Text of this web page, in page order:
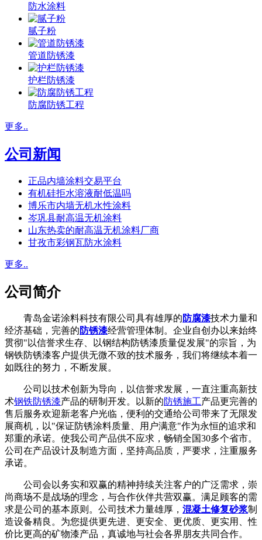
防水涂料
腻子粉
管道防锈漆
护栏防锈漆
防腐防锈工程
更多..
公司新闻
正品内墙涂料交易平台
有机硅拒水溶液耐低温吗
博乐市内墙无机水性涂料
岑巩县耐高温无机涂料
山东热卖的耐高温无机涂料厂商
甘孜市彩钢瓦防水涂料
更多..
公司简介
青岛金诺涂料科技有限公司具有雄厚的 防腐漆技术力量和
经济基础，完善的 防锈漆经营管理体制。企业自创办以来始终
贯彻"以信誉求生存、以钢结构防锈漆质量促发展"的宗旨，为
钢铁防锈漆客户提供无微不致的技术服务，我们将继续本着一
如既往的努力，不断发展。
公司以技术创新为导向，以信誉求发展，一直注重高新技
术钢铁防锈漆产品的研制开发。以新的防锈施工产品更完善的
售后服务欢迎新老客户光临，便利的交通给公司带来了无限发
展商机，以"保证防锈涂料质量、用户满意"作为永恒的追求和
郑重的承诺。使我公司产品供不应求，畅销全国30多个省市。
公司在产品设计及制造方面，坚持高品质，严要求，注重服务
承诺。
公司会以务实和双赢的精神持续关注客户的广泛需求，崇
尚商场不是战场的理念，与合作伙伴共营双赢。满足顾客的需
求是公司的基本原则。公司技术力量雄厚， 混凝土修复砂浆制
造设备精良。为您提供更先进、更安全、更优质、更实用、性
价比更高的矿物漆产品，真诚地与社会各界朋友共同合作。